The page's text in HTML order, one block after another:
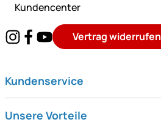
Kundencenter
Vertrag widerrufen
Kundenservice
Unsere Vorteile